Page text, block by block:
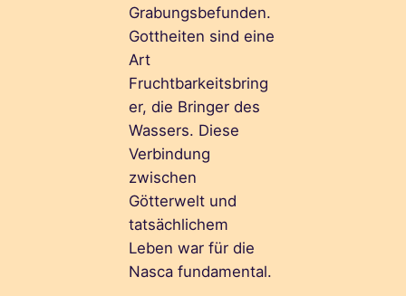
Grabungsbefunden.
Gottheiten sind eine
Art
Fruchtbarkeitsbring
er, die Bringer des
Wassers. Diese
Verbindung
zwischen
Götterwelt und
tatsächlichem
Leben war für die
Nasca fundamental.